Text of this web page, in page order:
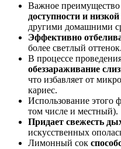
Важное преимущество
доступности и
другими домашними
Эффективно
более светлый оттенок.
В процессе
обеззараживание
что избавляет от
кариес.
Использование этого
том числе и местный).
Придает свежесть
искусственных
Лимонный сок